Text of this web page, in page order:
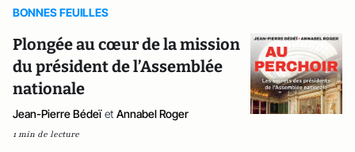
BONNES FEUILLES
Plongée au cœur de la mission
du président de l’Assemblée
nationale
Jean-Pierre Bédeï et Annabel Roger
1 min de lecture